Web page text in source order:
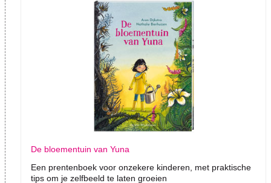
De bloementuin van Yuna
Een prentenboek voor onzekere kinderen, met praktische
tips om je zelfbeeld te laten groeien